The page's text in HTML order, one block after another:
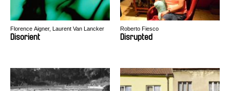
Florence Aigner, Laurent Van Lancker
Disorient
Roberto Fiesco
Disrupted